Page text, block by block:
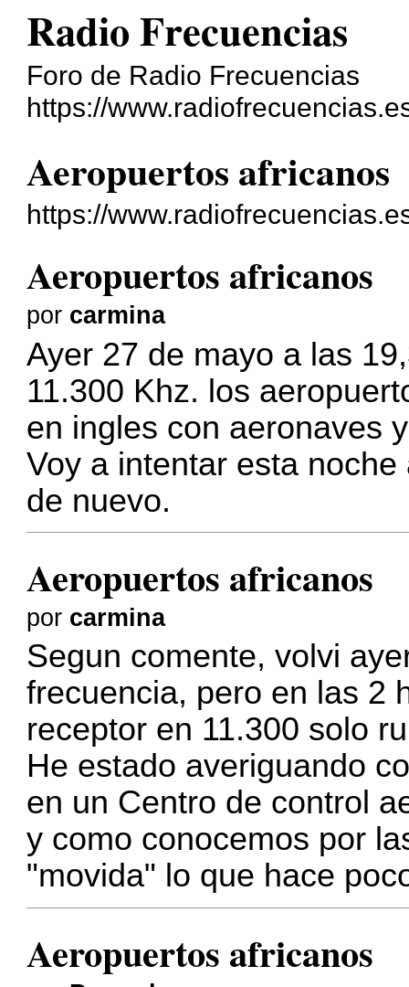
Radio Frecuencias
Foro de Radio Frecuencias
https://
Aeropuertos africanos
https://
Aeropuertos africanos
por carmina
Ayer 27 de mayo a las
11.300 Khz. los
en ingles con aeronaves
Voy a intentar esta
de nuevo.
Aeropuertos africanos
por carmina
Segun comente, volvi
frecuencia, pero en las 2
receptor en 11.300 solo
He estado averiguando
en un Centro de control
y como conocemos por
"movida" lo que hace
Aeropuertos africanos